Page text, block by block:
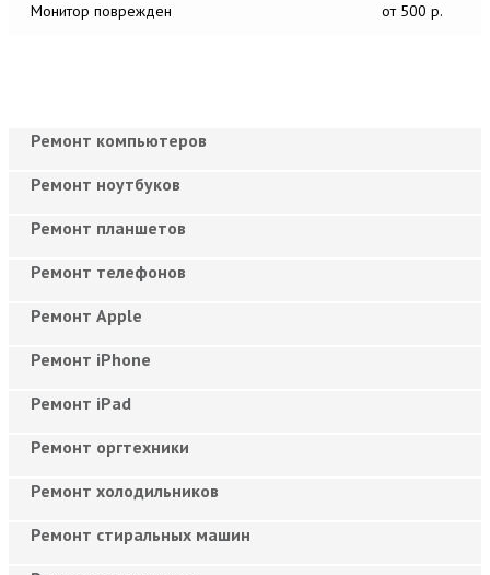
Монитор поврежден от 500 р.
Ремонт компьютеров
Ремонт ноутбуков
Ремонт планшетов
Ремонт телефонов
Ремонт Apple
Ремонт iPhone
Ремонт iPad
Ремонт оргтехники
Ремонт холодильников
Ремонт стиральных машин